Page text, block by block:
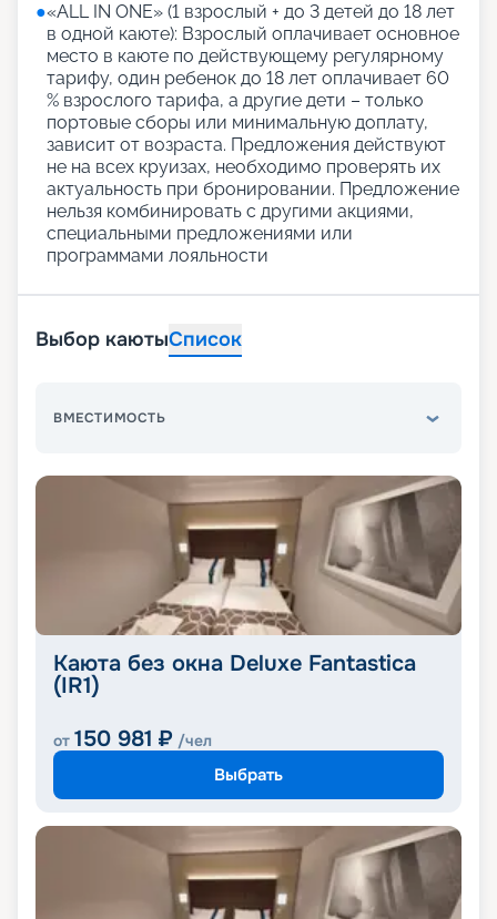
●«АLL IN ONE» (1 взрослый + до 3 детей до 18 лет
в одной каюте): Взрослый оплачивает основное
место в каюте по действующему регулярному
тарифу, один ребенок до 18 лет оплачивает 60
% взрослого тарифа, а другие дети – только
портовые сборы или минимальную доплату,
зависит от возраста. Предложения действуют
не на всех круизах, необходимо проверять их
актуальность при бронировании. Предложение
нельзя комбинировать с другими акциями,
специальными предложениями или
программами лояльности
Выбор каютыСписок
ВМЕСТИМОСТЬ
Каюта без окна Deluxe Fantastica
(IR1)
от 150 981 ₽ /чел
Выбрать